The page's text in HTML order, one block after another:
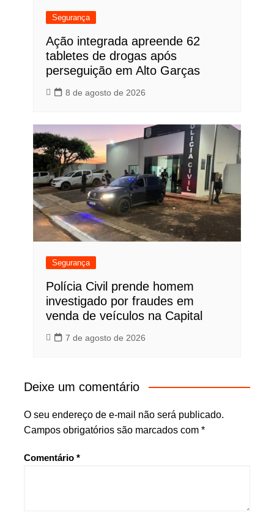
Segurança
Ação integrada apreende 62
tabletes de drogas após
perseguição em Alto Garças
8 de agosto de 2026
Segurança
Polícia Civil prende homem
investigado por fraudes em
venda de veículos na Capital
7 de agosto de 2026
Deixe um comentário
O seu endereço de e-mail não será publicado.
Campos obrigatórios são marcados com *
Comentário *